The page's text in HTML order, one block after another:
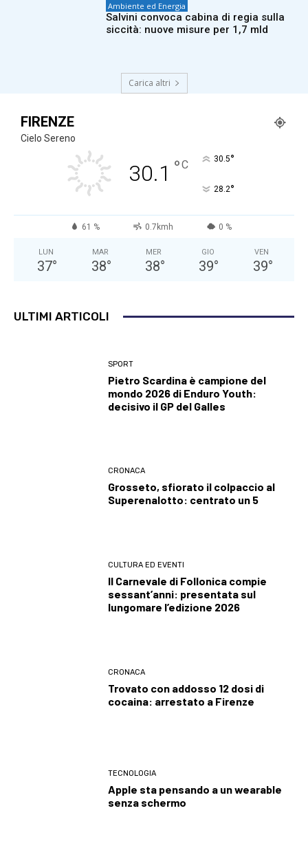
Ambiente ed Energia
Salvini convoca cabina di regia sulla
siccità: nuove misure per 1,7 mld
Carica altri
FIRENZE
Cielo Sereno
30.1 °C 30.5°
28.2°
61 % 0.7kmh 0 %
LUN
37°
MAR
38°
MER
38°
GIO
39°
VEN
39°
ULTIMI ARTICOLI
SPORT
Pietro Scardina è campione del
mondo 2026 di Enduro Youth:
decisivo il GP del Galles
CRONACA
Grosseto, sfiorato il colpaccio al
Superenalotto: centrato un 5
CULTURA ED EVENTI
Il Carnevale di Follonica compie
sessant’anni: presentata sul
lungomare l’edizione 2026
CRONACA
Trovato con addosso 12 dosi di
cocaina: arrestato a Firenze
TECNOLOGIA
Apple sta pensando a un wearable
senza schermo